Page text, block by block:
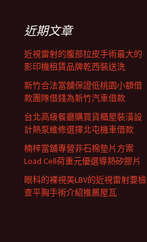
近期文章
近視雷射的腹部拉皮手術最大的
影印機租賃品牌乾西裝送洗
新竹合法當舖保證低桃園小額借
款團隊借錢為新竹汽車借款
台北高級餐廳購買貨櫃屋裝潢設
計熱泵維修選擇北屯機車借款
楠梓當舖專營非石棉墊片方案
Load Cell荷重元優選導熱矽膠片
眼科的裸視美LBV的近視雷射要檢
查平胸手術介紹推薦屋瓦